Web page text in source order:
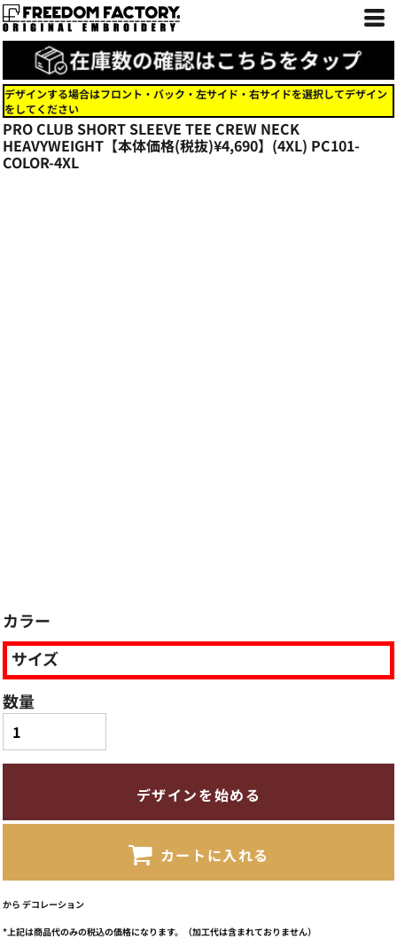
デザインする場合はフロント・バック・左サイド・右サイドを選択してデザイン
をしてください
PRO CLUB SHORT SLEEVE TEE CREW NECK
HEAVYWEIGHT【本体価格(税抜)¥4,690】(4XL) PC101-
COLOR-4XL
カラー
サイズ
数量
デザインを始める
カートに入れる
から デコレーション
*上記は商品代のみの税込の価格になります。（加工代は含まれておりません）